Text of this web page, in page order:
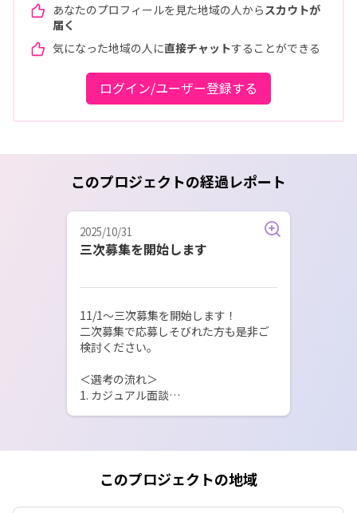
あなたのプロフィールを見た地域の人から スカウトが
届く
気になった地域の人に直接チャットすることができる
ログイン/ユーザー登録する
このプロジェクトの経過レポート
2025/10/31
三次募集を開始します
11/1～三次募集を開始します！
二次募集で応募しそびれた方も是非ご
検討ください。
＜選考の流れ＞
1. カジュアル面談
5. 最終面接（現地）※1月中
6. 結果通知　※1月下旬～2月上旬
このプロジェクトの地域